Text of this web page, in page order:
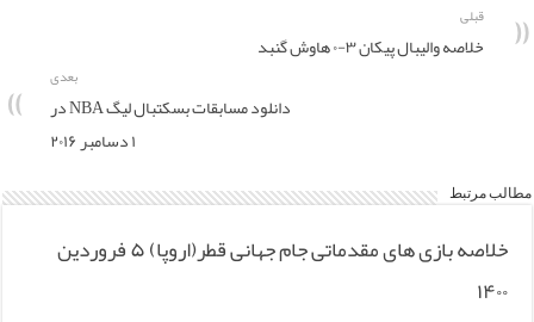
قبلی
خلاصه والیبال پیکان ۳-۰ هاوش گنبد
بعدی
دانلود مسابقات بسکتبال لیگ NBA در
۱ دسامبر ۲۰۱۶
مطالب مرتبط
خلاصه بازی های مقدماتی جام جهانی قطر(اروپا) ۵ فروردین
۱۴۰۰